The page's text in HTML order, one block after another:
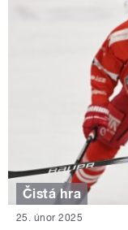
Čistá hra
25. únor 2025